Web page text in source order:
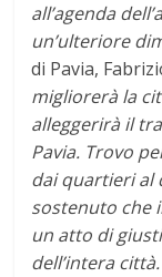
all’agenda
un’ulteriore
di Pavia,
migliorerà la
alleggerirà il
Pavia. Trovo
dai quartieri al
sostenuto che
un atto di
dell’intera